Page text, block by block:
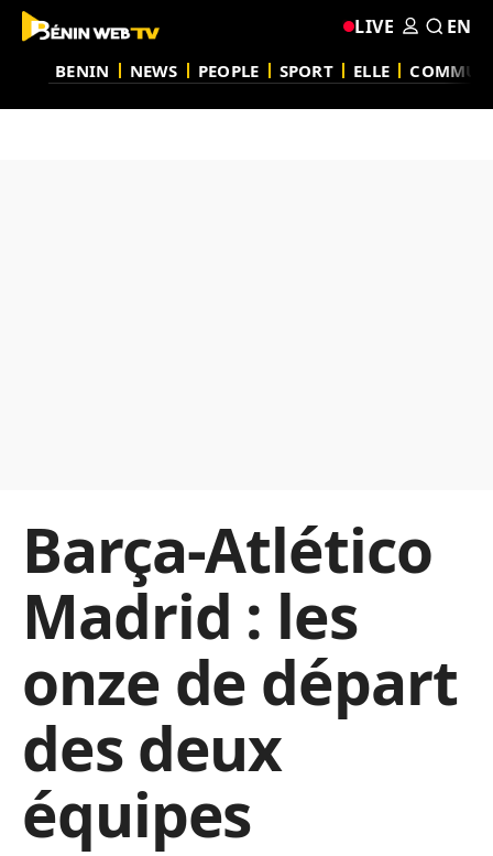
BENIN NEWS PEOPLE SPORT ELLE
LIVE EN
Barça-Atlético
Madrid : les
onze de départ
des deux
équipes